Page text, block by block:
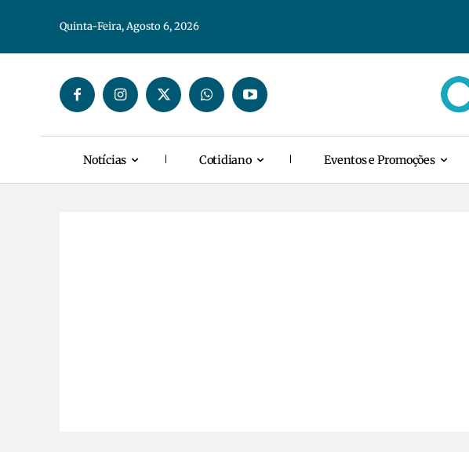
Quinta-Feira, Agosto 6, 2026
Notícias Cotidiano Eventos e Promoções